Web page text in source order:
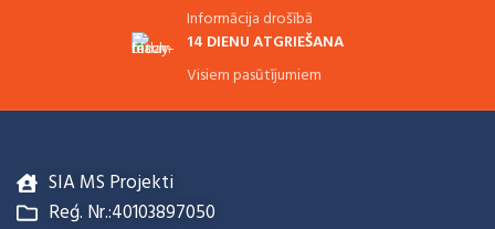
Informācija drošībā
14 DIENU ATGRIEŠANA
Visiem pasūtījumiem
SIA MS Projekti
Reģ. Nr.:40103897050